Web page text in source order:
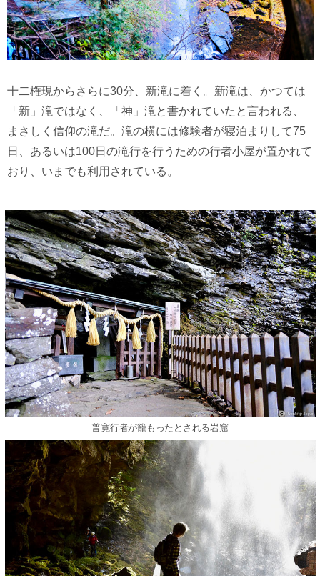
十二権現からさらに30分、新滝に着く。新滝は、かつては
「新」滝ではなく、「神」滝と書かれていたと言われる、
まさしく信仰の滝だ。滝の横には修験者が寝泊まりして75
日、あるいは100日の滝行を行うための行者小屋が置かれて
おり、いまでも利用されている。
普寛行者が籠もったとされる岩窟